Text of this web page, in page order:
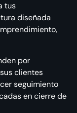
tus
diseñada
por
clientes
seguimiento
en cierre de